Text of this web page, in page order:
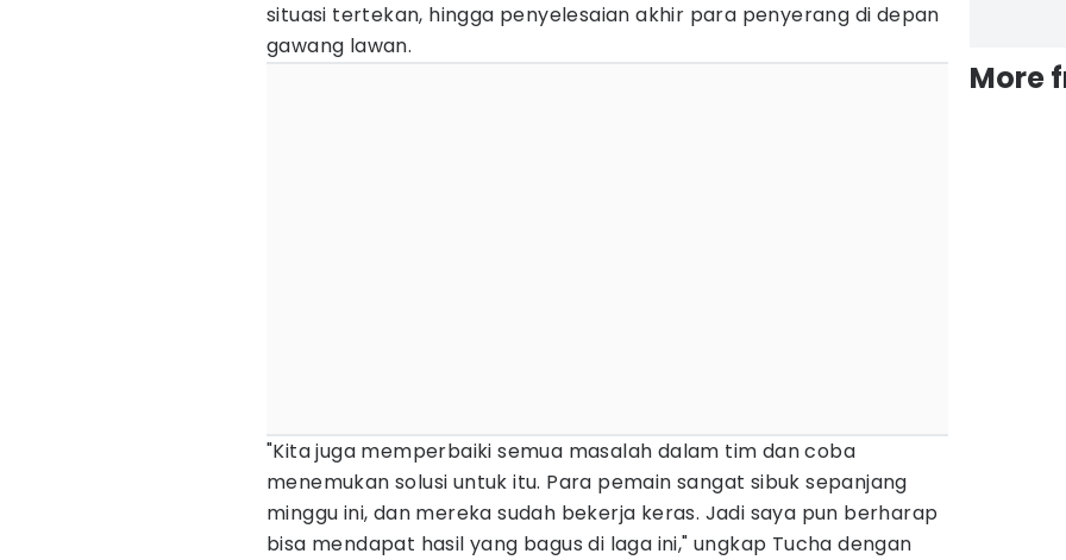
situasi tertekan, hingga penyelesaian akhir para penyerang di depan
gawang lawan.
"Kita juga memperbaiki semua masalah dalam tim dan coba
menemukan solusi untuk itu. Para pemain sangat sibuk sepanjang
minggu ini, dan mereka sudah bekerja keras. Jadi saya pun berharap
bisa mendapat hasil yang bagus di laga ini," ungkap Tucha dengan
More